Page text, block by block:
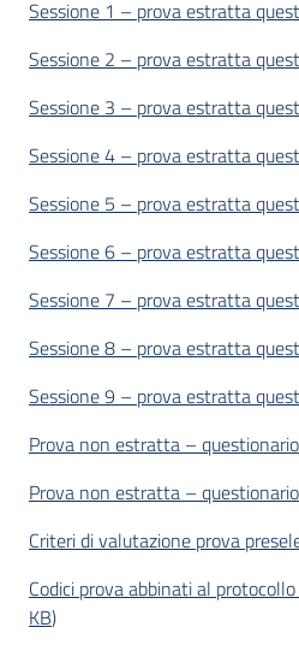
Sessione 1 – prova estratta
Sessione 2 – prova estratta
Sessione 3 – prova estratta
Sessione 4 – prova estratta
Sessione 5 – prova estratta
Sessione 6 – prova estratta
Sessione 7 – prova estratta
Sessione 8 – prova estratta
Sessione 9 – prova estratta
Prova non estratta –
Prova non estratta –
Criteri di valutazione prova
Codici prova abbinati al
KB)